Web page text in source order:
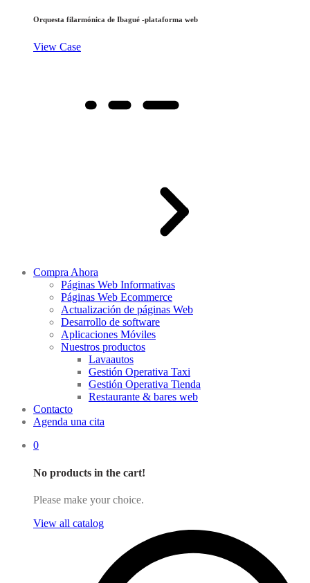
Orquesta filarmónica de Ibagué -plataforma web
View Case
Compra Ahora
Páginas Web Informativas
Páginas Web Ecommerce
Actualización de páginas Web
Desarrollo de software
Aplicaciones Móviles
Nuestros productos
Lavaautos
Gestión Operativa Taxi
Gestión Operativa Tienda
Restaurante & bares web
Contacto
Agenda una cita
0
No products in the cart!
Please make your choice.
View all catalog